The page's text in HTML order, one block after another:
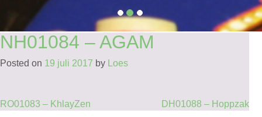
NH01084 – AGAM
Posted on 19 juli 2017 by Loes
BERICHT
RO01083 – KhlayZen DH01088 – Hoppzak